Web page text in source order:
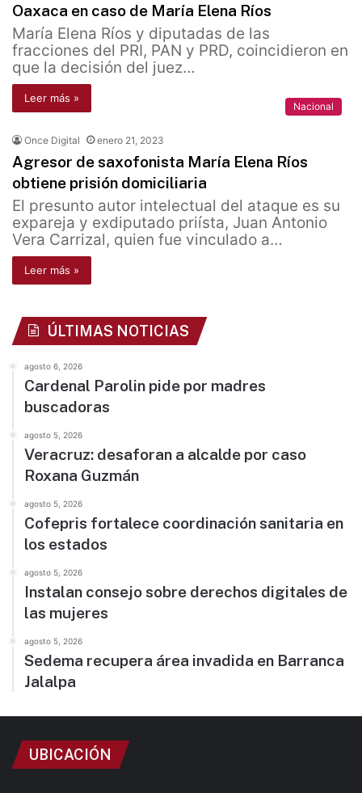
Oaxaca en caso de María Elena Ríos
María Elena Ríos y diputadas de las
fracciones del PRI, PAN y PRD, coincidieron en
que la decisión del juez…
Leer más »
Nacional
Once Digital enero 21, 2023
Agresor de saxofonista María Elena Ríos
obtiene prisión domiciliaria
El presunto autor intelectual del ataque es su
expareja y exdiputado priísta, Juan Antonio
Vera Carrizal, quien fue vinculado a…
Leer más »
ÚLTIMAS NOTICIAS
agosto 6, 2026
Cardenal Parolin pide por madres
buscadoras
agosto 5, 2026
Veracruz: desaforan a alcalde por caso
Roxana Guzmán
agosto 5, 2026
Cofepris fortalece coordinación sanitaria en
los estados
agosto 5, 2026
Instalan consejo sobre derechos digitales de
las mujeres
agosto 5, 2026
Sedema recupera área invadida en Barranca
Jalalpa
UBICACIÓN